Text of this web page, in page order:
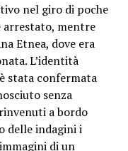
nel giro di poche
arrestato, mentre
Etnea, dove era
L’identità
stata confermata
senza
a bordo
delle indagini i
di un